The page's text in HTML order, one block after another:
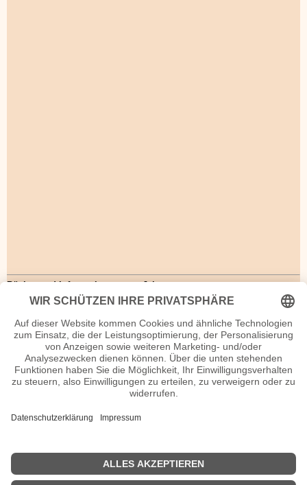
Bücher und Informationen zum Jahrgang
Wir vom Jahrgang 1948: Kindheit und Jugend
Vergangenheit
Der beste Jahrgang 1948
Chinesisches Horoskop1948
At last the 1948 Show - Die frühen Jahre von Monty Python (OmU, 2 DVDs)
Das morderne Israel: 1948-1967
Filmchronik 1948 - Die Filme von 1948
<< Das geschah 1947 Das geschah 1949 >>